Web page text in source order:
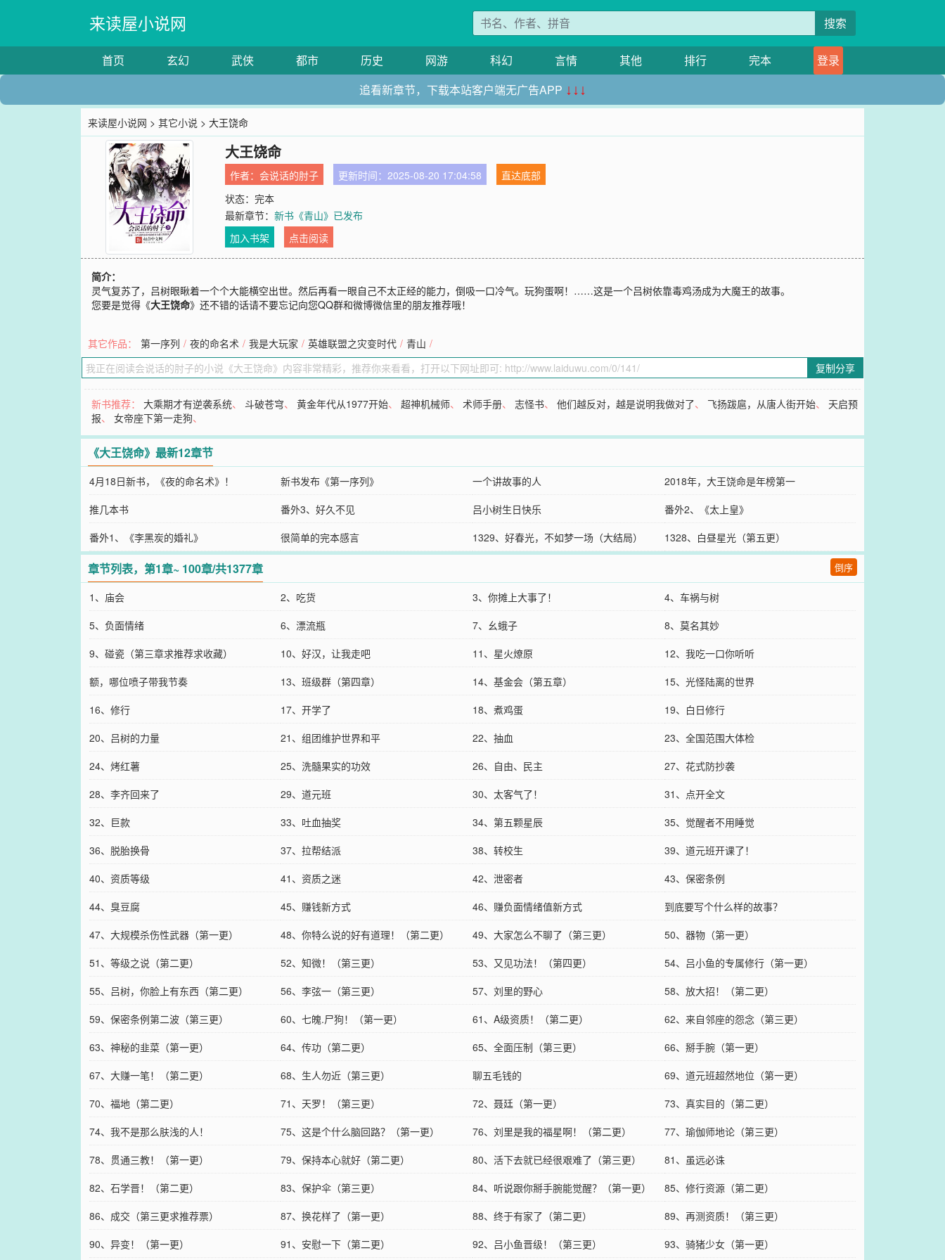
来读屋小说网 搜索
首页 玄幻 武侠 都市 历史 网游 科幻 言情 其他 排行 完本
登录
追看新章节，下载本站客户端无广告APP ↓↓↓
来读屋小说网 >其它小说 > 大王饶命
大王饶命
作者：会说话的肘子 更新时间：2025-08-20 17:04:58
直达底部
状态：完本
最新章节：新书《青山》已发布
加入书架
点击阅读
简介：
灵气复苏了，吕树眼瞅着一个个大能横空出世。然后再看一眼自己不太正经的能力，倒吸一口冷气。玩狗蛋啊！……这是一个吕树依靠毒鸡汤成为大魔王的故事。
您要是觉得《大王饶命》还不错的话请不要忘记向您QQ群和微博微信里的朋友推荐哦！
其它作品： 第一序列 / 夜的命名术 / 我是大玩家 / 英雄联盟之灾变时代 / 青山 /
复制分享
新书推荐：大乘期才有逆袭系统、斗破苍穹、黄金年代从1977开始、超神机械师、术师手册、志怪书、他们越反对，越是说明我做对了、 飞扬跋扈，从唐人街开始、 天启预
报、女帝座下第一走狗、
《大王饶命》最新12章节
4月18日新书，《夜的命名术》！ 新书发布《第一序列》 一个讲故事的人
2018年，大王饶命是年榜第一
推几本书
番外3、好久不见 吕小树生日快乐
番外2、《太上皇》
番外1、《李黑炭的婚礼》
很简单的完本感言 1329、好春光，不如梦一场（大结局） 1328、白昼星光（第五更）
章节列表，第1章~ 100章/共1377章 倒序
1、庙会 2、吃货 3、你摊上大事了！
4、车祸与树
5、负面情绪
6、漂流瓶 7、幺蛾子
8、莫名其妙
9、碰瓷（第三章求推荐求收藏）
10、好汉，让我走吧 11、星火燎原
12、我吃一口你听听
额，哪位喷子带我节奏
13、班级群（第四章） 14、基金会（第五章）
15、光怪陆离的世界
16、修行
17、开学了 18、煮鸡蛋
19、白日修行
20、吕树的力量
21、组团维护世界和平 22、抽血
23、全国范围大体检
24、烤红薯
25、洗髓果实的功效 26、自由、民主
27、花式防抄袭
28、李齐回来了
29、道元班 30、太客气了！
31、点开全文
32、巨款
33、吐血抽奖 34、第五颗星辰
35、觉醒者不用睡觉
36、脱胎换骨
37、拉帮结派 38、转校生
39、道元班开课了！
40、资质等级
41、资质之迷 42、泄密者
43、保密条例
44、臭豆腐
45、赚钱新方式 46、赚负面情绪值新方式
到底要写个什么样的故事？
47、大规模杀伤性武器（第一更）
48、你特么说的好有道理！（第二更） 49、大家怎么不聊了（第三更）
50、器物（第一更）
51、等级之说（第二更）
52、知微！（第三更） 53、又见功法！（第四更）
54、吕小鱼的专属修行（第一更）
55、吕树，你脸上有东西（第二更）
56、李弦一（第三更） 57、刘里的野心
58、放大招！（第二更）
59、保密条例第二波（第三更）
60、七魄.尸狗！（第一更） 61、A级资质！（第二更）
62、来自邻座的怨念（第三更）
63、神秘的韭菜（第一更）
64、传功（第二更） 65、全面压制（第三更）
66、掰手腕（第一更）
67、大赚一笔！（第二更）
68、生人勿近（第三更） 聊五毛钱的
69、道元班超然地位（第一更）
70、福地（第二更）
71、天罗！（第三更） 72、聂廷（第一更）
73、真实目的（第二更）
74、我不是那么肤浅的人！
75、这是个什么脑回路？（第一更） 76、刘里是我的福星啊！（第二更）
77、瑜伽师地论（第三更）
78、贯通三教！（第一更）
79、保持本心就好（第二更） 80、活下去就已经很艰难了（第三更）
81、虽远必诛
82、石学晋！（第二更）
83、保护伞（第三更） 84、听说跟你掰手腕能觉醒？（第一更）
85、修行资源（第二更）
86、成交（第三更求推荐票）
87、换花样了（第一更） 88、终于有家了（第二更）
89、再测资质！（第三更）
90、异变！（第一更）
91、安慰一下（第二更） 92、吕小鱼晋级！（第三更） 93、骑猪少女（第一更）